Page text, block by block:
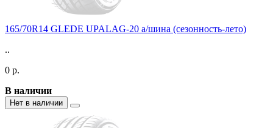
165/70R14 GLEDE UPALAG-20 а/шина (сезонность-лето)
..
0 р.
В наличии
Нет в наличии